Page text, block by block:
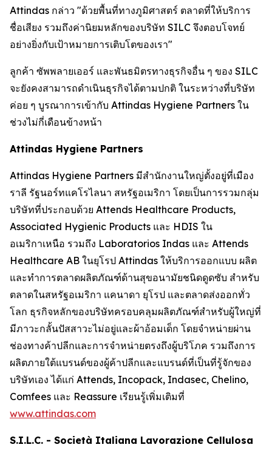
Attindas กล่าว "ด้วยพื้นที่ทางภูมิศาสตร์ ตลาดที่ให้บริการ
ชื่อเสียง รวมถึงค่านิยมหลักของบริษัท SILC จึงตอบโจทย์
อย่างยิ่งกับเป้าหมายการเติบโตของเรา"
ลูกค้า ซัพพลายเออร์ และพันธมิตรทางธุรกิจอื่น ๆ ของ SILC
จะยังคงสามารถดำเนินธุรกิจได้ตามปกติ ในระหว่างที่บริษัท
ค่อย ๆ บูรณาการเข้ากับ Attindas Hygiene Partners ใน
ช่วงไม่กี่เดือนข้างหน้า
Attindas Hygiene Partners
Attindas Hygiene Partners มีสำนักงานใหญ่ตั้งอยู่ที่เมือง
ราลี รัฐนอร์ทแคโรไลนา สหรัฐอเมริกา โดยเป็นการรวมกลุ่ม
บริษัทที่ประกอบด้วย Attends Healthcare Products,
Associated Hygienic Products และ HDIS ใน
อเมริกาเหนือ รวมถึง Laboratorios Indas และ Attends
Healthcare AB ในยุโรป Attindas ให้บริการออกแบบ ผลิต
และทำการตลาดผลิตภัณฑ์ด้านสุขอนามัยชนิดดูดซับ สำหรับ
ตลาดในสหรัฐอเมริกา แคนาดา ยุโรป และตลาดส่งออกทั่ว
โลก ธุรกิจหลักของบริษัทครอบคลุมผลิตภัณฑ์สำหรับผู้ใหญ่ที่
มีภาวะกลั้นปัสสาวะไม่อยู่และผ้าอ้อมเด็ก โดยจำหน่ายผ่าน
ช่องทางค้าปลีกและการจำหน่ายตรงถึงผู้บริโภค รวมถึงการ
ผลิตภายใต้แบรนด์ของผู้ค้าปลีกและแบรนด์ที่เป็นที่รู้จักของ
บริษัทเอง ได้แก่ Attends, Incopack, Indasec, Chelino,
Comfees และ Reassure เรียนรู้เพิ่มเติมที่
www.attindas.com
S.I.L.C. - Società Italiana Lavorazione Cellulosa